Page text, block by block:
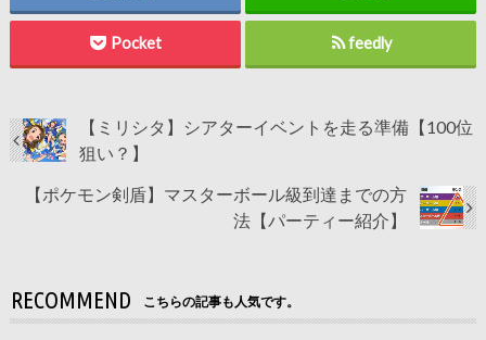
Pocket feedly
【ミリシタ】シアターイベントを走る準備【100位
狙い？】
【ポケモン剣盾】マスターボール級到達までの方
法【パーティー紹介】
RECOMMEND こちらの記事も人気です。